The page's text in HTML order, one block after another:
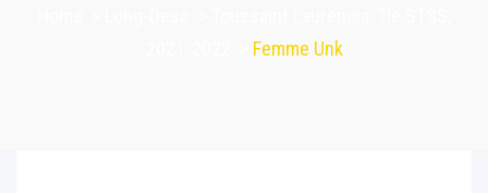
Femme Unk